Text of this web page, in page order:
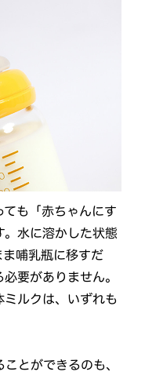
も「赤ちゃんにす
。水に溶かした状態
ま哺乳瓶に移すだ
要がありません。
ミルクは、いずれも
とができるのも、